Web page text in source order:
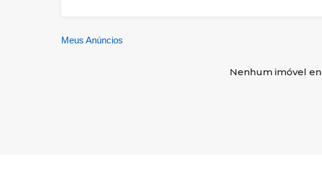
Meus Anúncios
Nenhum imóvel